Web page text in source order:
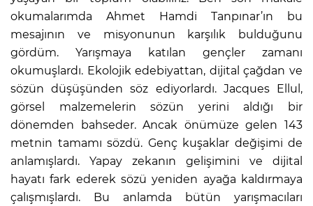
okumalarımda Ahmet Hamdi Tanpınar’ın bu
mesajının ve misyonunun karşılık bulduğunu
gördüm. Yarışmaya katılan gençler zamanı
okumuşlardı. Ekolojik edebiyattan, dijital çağdan ve
sözün düşüşünden söz ediyorlardı. Jacques Ellul,
görsel malzemelerin sözün yerini aldığı bir
dönemden bahseder. Ancak önümüze gelen 143
metnin tamamı sözdü. Genç kuşaklar değişimi de
anlamışlardı. Yapay zekanın gelişimini ve dijital
hayatı fark ederek sözü yeniden ayağa kaldırmaya
çalışmışlardı. Bu anlamda bütün yarışmacıları